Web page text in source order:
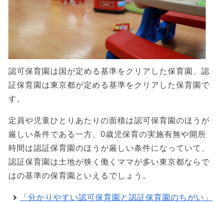
認可保育園は国が定める基準をクリアした保育園、認
証保育園は東京都が定める基準をクリアした保育園で
す。
定員や児童ひとりあたりの面積は認可保育園のほうが
厳しい条件である一方、0歳児保育の実施有無や開所
時間は認証保育園のほうが厳しい条件になっていて、
認証保育園は土地が狭く働くママが多い東京都ならで
はの基準の保育園といえるでしょう。
「分かりやすい認可保育園と認証保育園のちがい」